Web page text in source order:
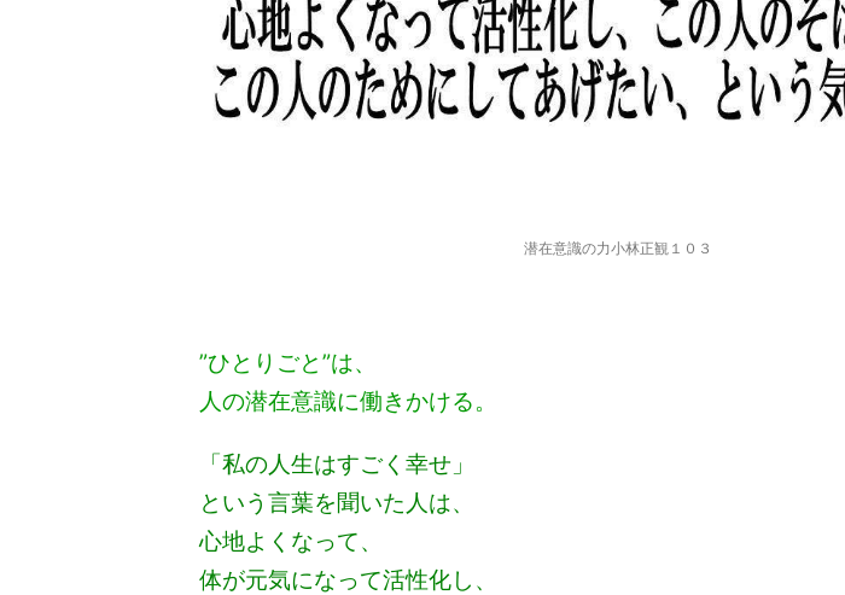
潜在意識の力小林正観１０３
”ひとりごと”は、
人の潜在意識に働きかける。
「私の人生はすごく幸せ」
という言葉を聞いた人は、
心地よくなって、
体が元気になって活性化し、